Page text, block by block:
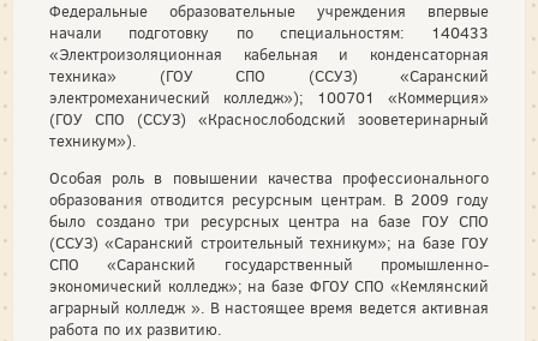
Федеральные образовательные учреждения впервые
начали подготовку по специальностям: 140433
«Электроизоляционная кабельная и конденсаторная
техника» (ГОУ СПО (ССУЗ) «Саранский
электромеханический колледж»); 100701 «Коммерция»
(ГОУ СПО (ССУЗ) «Краснослободский зооветеринарный
техникум»).
Особая роль в повышении качества профессионального
образования отводится ресурсным центрам. В 2009 году
было создано три ресурсных центра на базе ГОУ СПО
(ССУЗ) «Саранский строительный техникум»; на базе ГОУ
СПО «Саранский государственный промышленно-
экономический колледж»; на базе ФГОУ СПО «Кемлянский
аграрный колледж ». В настоящее время ведется активная
работа по их развитию.